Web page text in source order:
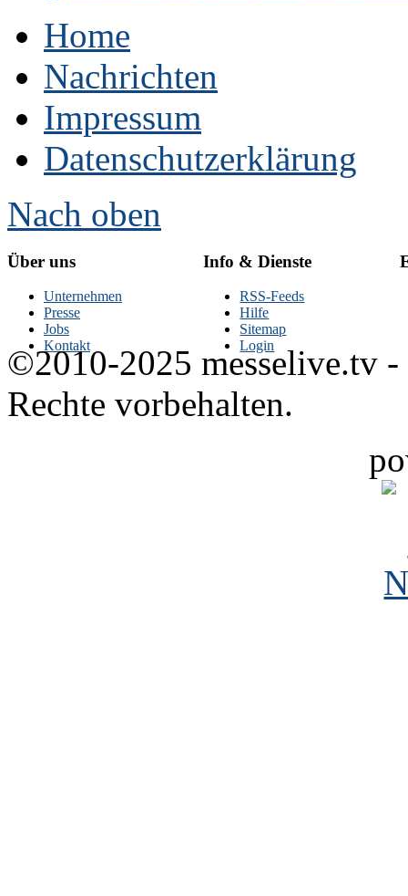
Home
Nachrichten
Impressum
Datenschutzerklärung
Nach oben
Über uns
Unternehmen
Presse
Jobs
Kontakt
Info & Dienste
RSS-Feeds
Hilfe
Sitemap
Login
©2010-2025 messelive.tv -
Rechte vorbehalten.